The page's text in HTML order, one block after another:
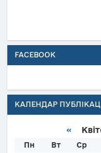
FACEBOOK
КАЛЕНДАР
«
Пн Вт Ср